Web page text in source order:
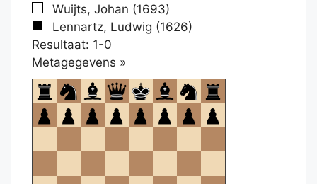
Wuijts, Johan (1693)
Lennartz, Ludwig (1626)
Resultaat: 1-0
Metagegevens »
om
te
openen.